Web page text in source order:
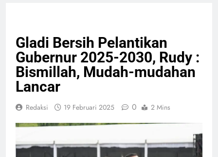
Gladi Bersih Pelantikan
Gubernur 2025-2030, Rudy :
Bismillah, Mudah-mudahan
Lancar
Redaksi 19 Februari 2025 0 2 Mins